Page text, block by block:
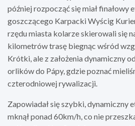
później rozpocząć się miał finałowy
goszczącego Karpacki Wyścig
rzędu miasta kolarze skierowali się
kilometrów trasę biegnąc wśród
Krótki, ale z założenia dynamiczny
orlików do Pápy, gdzie poznać
czterodniowej rywalizacji.
Zapowiadał się szybki, dynamiczny
mknął ponad 60km/h, co nie